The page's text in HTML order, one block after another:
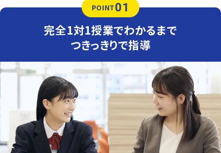
関東学院中は授業進度が速いためテスト範囲が広く、応用
問題も出題されます。トライでは学校に合わせたカリキュラ
ムを作成し、過去の単元のさかのぼりから応用まで徹底サ
ポート。難易度の高い定期テストでも安定して得点できる
力を養います。
人気のコース
・内部進学対策コース
・英検対策コース
宮田中学校
教室までは自転車で約10分です。多くの生徒さまに通塾さ
れている中学校です。
軽井沢中学校
POINT01
完全1対1授業でわかるまで
つきっきりで指導